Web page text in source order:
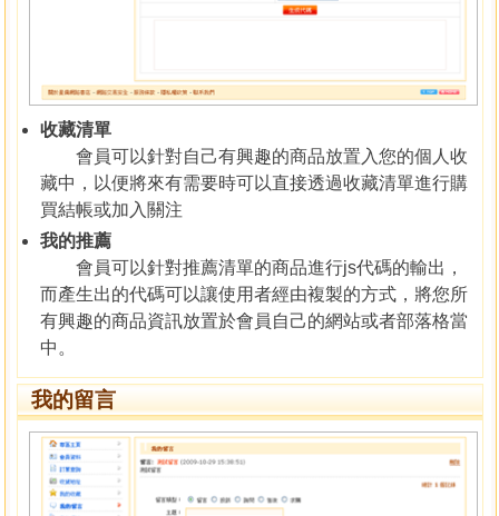
收藏清單
會員可以針對自己有興趣的商品放置入您的個人收
藏中，以便將來有需要時可以直接透過收藏清單進行購
買結帳或加入關注
我的推薦
會員可以針對推薦清單的商品進行js代碼的輸出，
而產生出的代碼可以讓使用者經由複製的方式，將您所
有興趣的商品資訊放置於會員自己的網站或者部落格當
中。
我的留言